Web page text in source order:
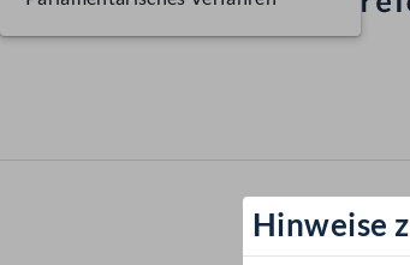
Hinweise